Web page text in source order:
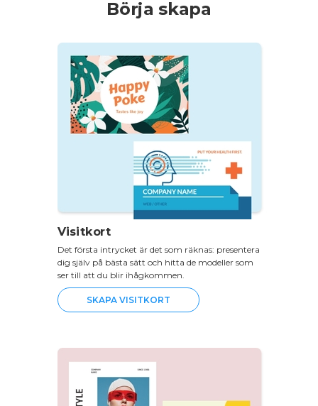
Börja skapa
Det första intrycket är det som räknas: presentera
dig själv på bästa sätt och hitta de modeller som
ser till att du blir ihågkommen.
Visitkort
SKAPA VISITKORT